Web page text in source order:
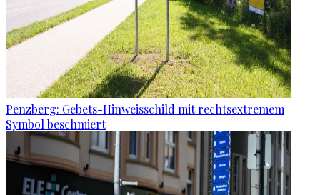
Penzberg: Gebets-Hinweisschild mit rechtsextremem
Symbol beschmiert